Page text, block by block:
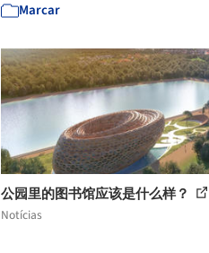
Marcar
公园里的图书馆应该是什么样？
Notícias